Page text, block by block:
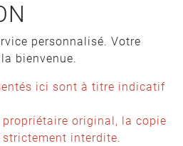
personnalisé. Votre
bienvenue.
ici sont à titre indicatif
original, la copie
interdite.